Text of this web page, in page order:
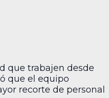
que trabajen desde
que el equipo
recorte de personal